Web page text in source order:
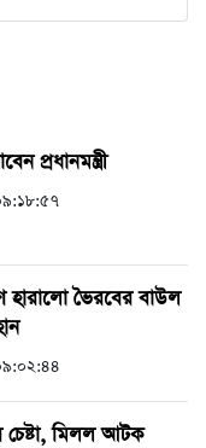
প্রধানমন্ত্রী
হারালো ভৈরবের বাউল
‍মিলল আটক